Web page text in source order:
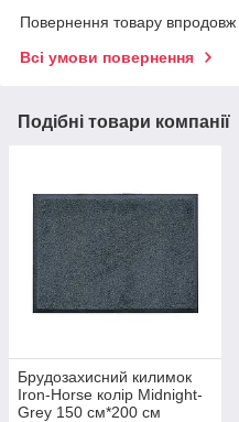
Повернення товару впродовж
Всі умови повернення
Подібні товари компанії
Брудозахисний килимок
Iron-Horse колір Midnight-
Grey 150 см*200 см